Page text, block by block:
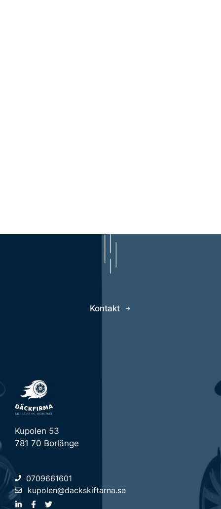
Kontakt
Kupolen 53
781 70 Borlänge
0709661601
kupolen@dackskiftarna.se